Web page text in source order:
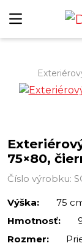
75×80,
Číslo výrobku:
Výška:
75
Hmotnosť:
Rozmer: